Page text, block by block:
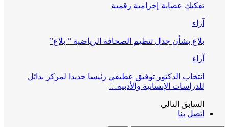
تفكيك عصابة إجرامية رقمية
آراء
بلاغ بشأن جدل تنظيم الصحافة الرياضية ” بلاغ”
آراء
انتخاب الدكتور توفيق عطيفي رئيسا جديدا لمركز بدائل
للدراسات الإنسانية والأدبية…
السابق التالي
اتصل بنا